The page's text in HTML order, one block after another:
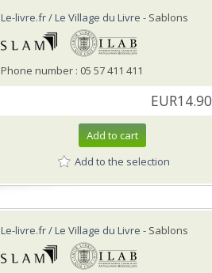
Le-livre.fr / Le Village du Livre - Sablons
Phone number : 05 57 411 411
EUR14.90
Add to cart
Add to the selection
Le-livre.fr / Le Village du Livre - Sablons